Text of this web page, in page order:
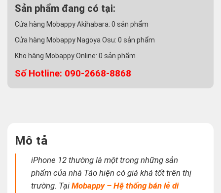
Sản phẩm đang có tại:
Cửa hàng Mobappy Akihabara: 0 sản phẩm
Cửa hàng Mobappy Nagoya Osu: 0 sản phẩm
Kho hàng Mobappy Online: 0 sản phẩm
Số Hotline: 090-2668-8868
Mô tả
iPhone 12 thường là một trong những sản
phẩm của nhà Táo hiện có giá khá tốt trên thị
trường. TạiMobappy – Hệ thống bán lẻ di